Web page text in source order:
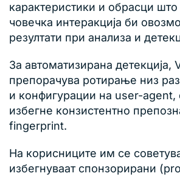
карактеристики и обрасци
човечка интеракција би
резултати при анализа и
За автоматизирана детекција,
препорачува ротирање низ
и конфигурации на user-agent,
избегне конзистентно
fingerprint.
На корисниците им се
избегнуваат спонзорирани